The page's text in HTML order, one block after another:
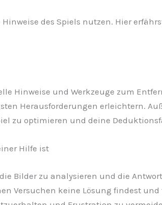
des Spiels nutzen. Hier
Hinweise und Werkzeuge zum
Herausforderungen erleichtern.
zu optimieren und deine
Hilfe ist
Bilder zu analysieren und die
Versuchen keine Lösung findest